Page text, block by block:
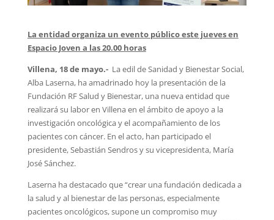
La entidad organiza un evento público este jueves en
Espacio Joven a las 20.00 horas
Villena, 18 de mayo.- La edil de Sanidad y Bienestar Social,
Alba Laserna, ha amadrinado hoy la presentación de la
Fundación RF Salud y Bienestar, una nueva entidad que
realizará su labor en Villena en el ámbito de apoyo a la
investigación oncológica y el acompañamiento de los
pacientes con cáncer. En el acto, han participado el
presidente, Sebastián Sendros y su vicepresidenta, María
José Sánchez.
Laserna ha destacado que “crear una fundación dedicada a
la salud y al bienestar de las personas, especialmente
pacientes oncológicos, supone un compromiso muy